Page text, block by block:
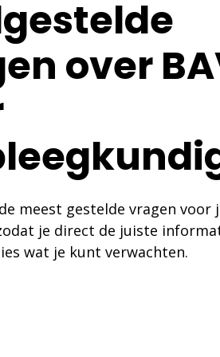
over
meest gestelde vragen voor
je direct de juiste
wat je kunt verwachten.